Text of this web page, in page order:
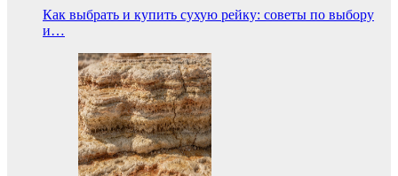
Как выбрать и купить сухую рейку: советы по выбору
и…